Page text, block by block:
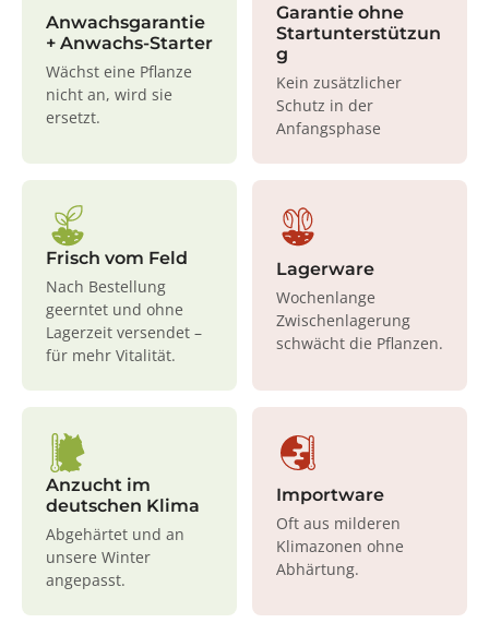
Anwachsgarantie
+ Anwachs-Starter
Wächst eine Pflanze
nicht an, wird sie
ersetzt.
Garantie ohne
Startunterstützun
g
Kein zusätzlicher
Schutz in der
Anfangsphase
Frisch vom Feld
Nach Bestellung
geerntet und ohne
Lagerzeit versendet –
für mehr Vitalität.
Lagerware
Wochenlange
Zwischenlagerung
schwächt die Pflanzen.
Anzucht im
deutschen Klima
Abgehärtet und an
unsere Winter
angepasst.
Importware
Oft aus milderen
Klimazonen ohne
Abhärtung.